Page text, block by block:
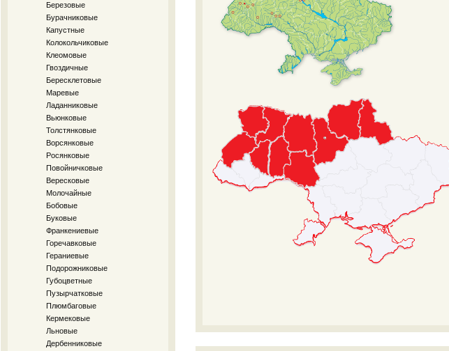
Березовые
Бурачниковые
Капустные
Колокольчиковые
Клеомовые
Гвоздичные
Бересклетовые
Маревые
Ладанниковые
Вьюнковые
Толстянковые
Ворсянковые
Росянковые
Повойничковые
Вересковые
Молочайные
Бобовые
Буковые
Франкениевые
Горечавковые
Гераниевые
Подорожниковые
Губоцветные
Пузырчатковые
Плюмбаговые
Кермековые
Льновые
Дербенниковые